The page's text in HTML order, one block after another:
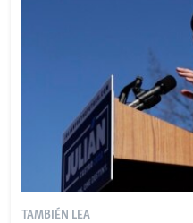
TAMBIÉN LEA